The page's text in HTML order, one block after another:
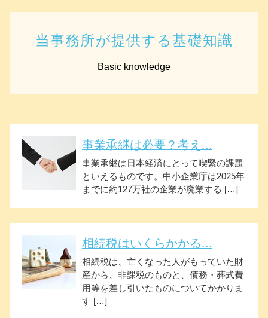
当事務所が提供する基礎知識
Basic knowledge
事業承継は必要？考え...
事業承継は日本経済にとって喫緊の課題
といえるものです。中小企業庁は2025年
までに約127万社の企業が廃業する […]
相続税はいくらかかる...
相続税は、亡くなった人がもっていた財
産から、非課税のものと、債務・葬式費
用等を差し引いたものについてかかりま
す […]